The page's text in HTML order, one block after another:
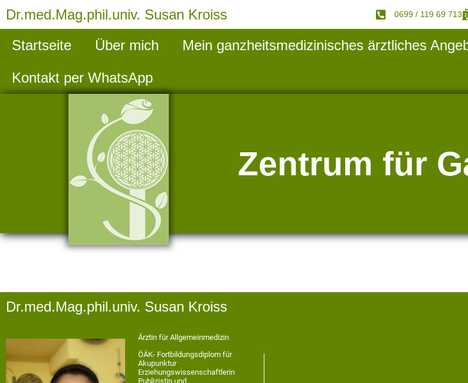
Dr.med.Mag.phil.univ. Susan Kroiss 0699 / 119 69 713
Startseite Über mich Mein ganzheitsmedizinisches ärztliches
Kontakt per WhatsApp
Zentrum für
Dr.med.Mag.phil.univ. Susan Kroiss
Ärztin für Allgemeinmedizin
ÖÄK- Fortbildungsdiplom für
Akupunktur
Erziehungswissenschaftlerin
Publizistin und